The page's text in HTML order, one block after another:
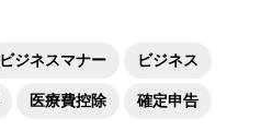
ビジネスマナー
ビジネス
医療費控除
確定申告